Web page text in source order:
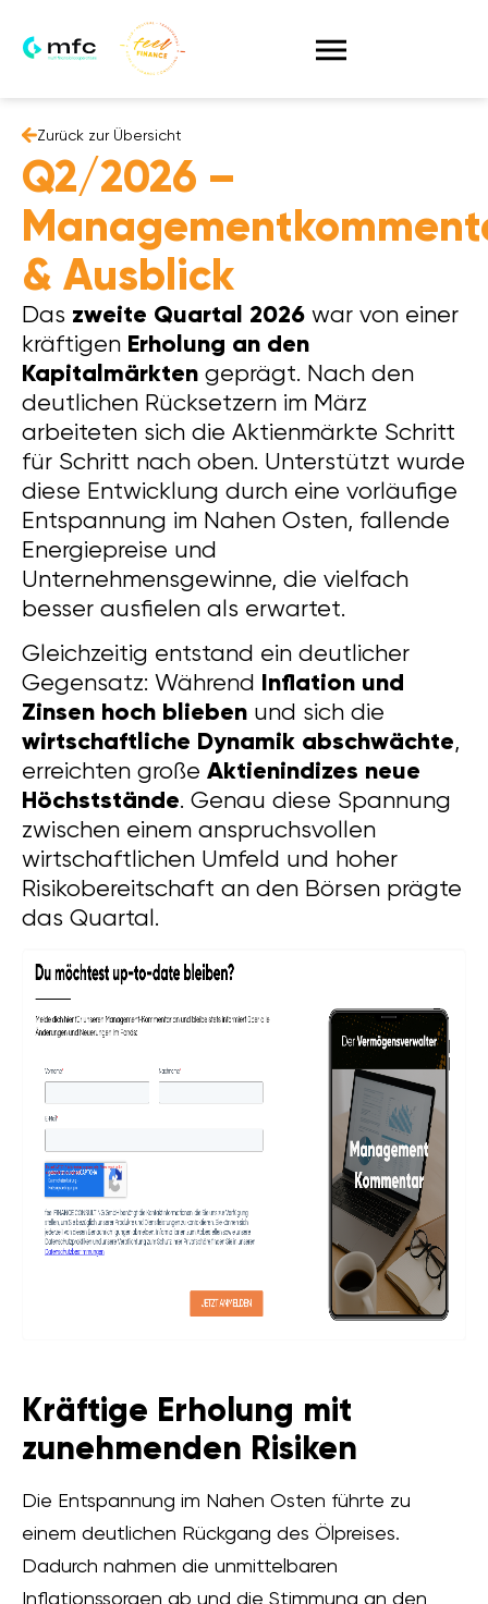
Zurück zur Übersicht
Q2/2026 –
& Ausblick
Das zweite Quartal 2026 war von einer
kräftigen Erholung an den
Kapitalmärkten geprägt. Nach den
deutlichen Rücksetzern im März
arbeiteten sich die Aktienmärkte Schritt
für Schritt nach oben. Unterstützt wurde
diese Entwicklung durch eine vorläufige
Entspannung im Nahen Osten, fallende
Energiepreise und
Unternehmensgewinne, die vielfach
besser ausfielen als erwartet.
Gleichzeitig entstand ein deutlicher
Gegensatz: Während Inflation und
Zinsen hoch blieben und sich die
wirtschaftliche Dynamik abschwächte,
erreichten große Aktienindizes neue
Höchststände. Genau diese Spannung
zwischen einem anspruchsvollen
wirtschaftlichen Umfeld und hoher
Risikobereitschaft an den Börsen prägte
das Quartal.
Kräftige Erholung mit
zunehmenden Risiken
Die Entspannung im Nahen Osten führte zu
einem deutlichen Rückgang des Ölpreises.
Dadurch nahmen die unmittelbaren
Inflationssorgen ab und die Stimmung an den